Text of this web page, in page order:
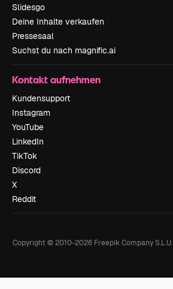
Slidesgo
Deine Inhalte verkaufen
Pressesaal
Suchst du nach magnific.ai
Kontakt aufnehmen
Kundensupport
Instagram
YouTube
LinkedIn
TikTok
Discord
X
Reddit
Copyright © 2010-2026Freepik Company S.L.U.